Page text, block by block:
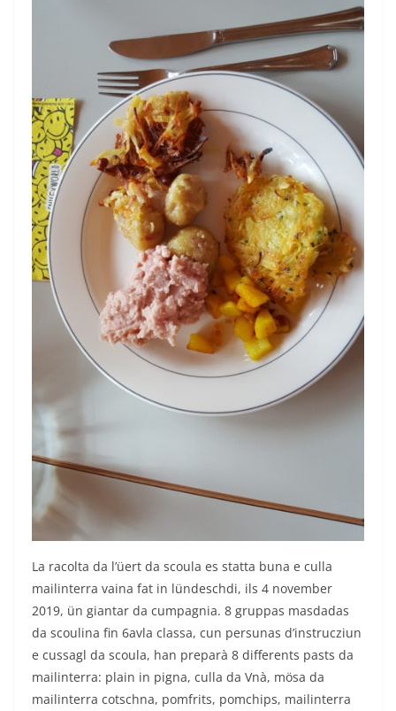
La racolta da l’üert da scoula es statta buna e culla
mailinterra vaina fat in lündeschdi, ils 4 november
2019, ün giantar da cumpagnia. 8 gruppas masdadas
da scoulina fin 6avla classa, cun persunas d’instrucziun
e cussagl da scoula, han preparà 8 differents pasts da
mailinterra: plain in pigna, culla da Vnà, mösa da
mailinterra cotschna, pomfrits, pomchips, mailinterra